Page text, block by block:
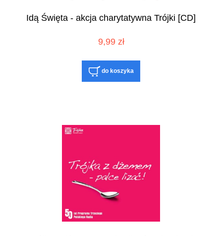
Idą Święta - akcja charytatywna Trójki [CD]
9,99 zł
do koszyka